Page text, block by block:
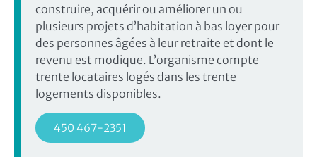
construire, acquérir ou améliorer un ou
plusieurs projets d’habitation à bas loyer pour
des personnes âgées à leur retraite et dont le
revenu est modique. L’organisme compte
trente locataires logés dans les trente
logements disponibles.
450 467-2351